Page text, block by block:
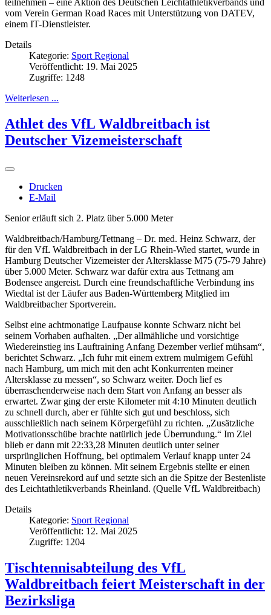
teilnehmen – eine Aktion des Deutschen Leichtathletikverbands und
vom Verein German Road Races mit Unterstützung von DATEV,
einem IT-Dienstleister.
Details
Kategorie: Sport Regional
Veröffentlicht: 19. Mai 2025
Zugriffe: 1248
Weiterlesen ...
Athlet des VfL Waldbreitbach ist
Deutscher Vizemeisterschaft
Drucken
E-Mail
Senior erläuft sich 2. Platz über 5.000 Meter
Waldbreitbach/Hamburg/Tettnang – Dr. med. Heinz Schwarz, der
für den VfL Waldbreitbach in der LG Rhein-Wied startet, wurde in
Hamburg Deutscher Vizemeister der Altersklasse M75 (75-79 Jahre)
über 5.000 Meter. Schwarz war dafür extra aus Tettnang am
Bodensee angereist. Durch eine freundschaftliche Verbindung ins
Wiedtal ist der Läufer aus Baden-Württemberg Mitglied im
Waldbreitbacher Sportverein.
Selbst eine achtmonatige Laufpause konnte Schwarz nicht bei
seinem Vorhaben aufhalten. „Der allmähliche und vorsichtige
Wiedereinstieg ins Lauftraining Anfang Dezember verlief mühsam“,
berichtet Schwarz. „Ich fuhr mit einem extrem mulmigem Gefühl
nach Hamburg, um mich mit den acht Konkurrenten meiner
Altersklasse zu messen“, so Schwarz weiter. Doch lief es
überraschenderweise nach dem Start von Anfang an besser als
erwartet. Zwar ging der erste Kilometer mit 4:10 Minuten deutlich
zu schnell durch, aber er fühlte sich gut und beschloss, sich
ausschließlich nach seinem Körpergefühl zu richten. „Zusätzliche
Motivationsschübe brachte natürlich jede Überrundung.“ Im Ziel
blieb er dann mit 22:33,28 Minuten deutlich unter seiner
ursprünglichen Hoffnung, bei optimalem Verlauf knapp unter 24
Minuten bleiben zu können. Mit seinem Ergebnis stellte er einen
neuen Vereinsrekord auf und setzte sich an die Spitze der Bestenliste
des Leichtathletikverbands Rheinland. (Quelle VfL Waldbreitbach)
Details
Kategorie: Sport Regional
Veröffentlicht: 12. Mai 2025
Zugriffe: 1204
Tischtennisabteilung des VfL
Waldbreitbach feiert Meisterschaft in der
Bezirksliga